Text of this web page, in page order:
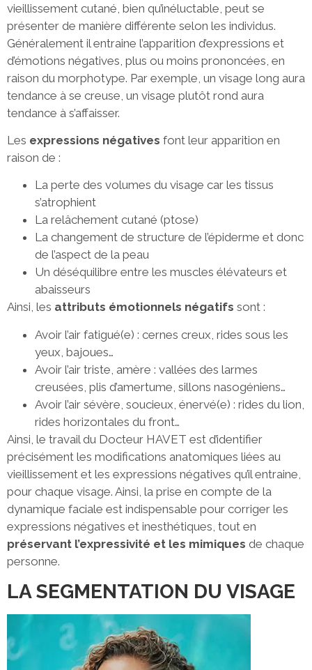
vieillissement cutané, bien qu’inéluctable, peut se
présenter de manière différente selon les individus.
Généralement il entraine l’apparition d’expressions et
d’émotions négatives, plus ou moins prononcées, en
raison du morphotype. Par exemple, un visage long aura
tendance à se creuse, un visage plutôt rond aura
tendance à s’affaisser.
Les expressions négatives font leur apparition en
raison de :
La perte des volumes du visage car les tissus
s’atrophient
La relâchement cutané (ptose)
La changement de structure de l’épiderme et donc
de l’aspect de la peau
Un déséquilibre entre les muscles élévateurs et
abaisseurs
Ainsi, les attributs émotionnels négatifs sont :
Avoir l’air fatigué(e) : cernes creux, rides sous les
yeux, bajoues…
Avoir l’air triste, amère : vallées des larmes
creusées, plis d’amertume, sillons nasogéniens…
Avoir l’air sévère, soucieux, énervé(e) : rides du lion,
rides horizontales du front…
Ainsi, le travail du Docteur HAVET est d’identifier
précisément les modifications anatomiques liées au
vieillissement et les expressions négatives qu’il entraine,
pour chaque visage. Ainsi, la prise en compte de la
dynamique faciale est indispensable pour corriger les
expressions négatives et inesthétiques, tout en
préservant l’expressivité et les mimiques de chaque
personne.
LA SEGMENTATION DU VISAGE